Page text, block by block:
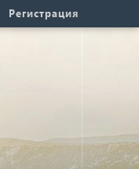
Регистрация